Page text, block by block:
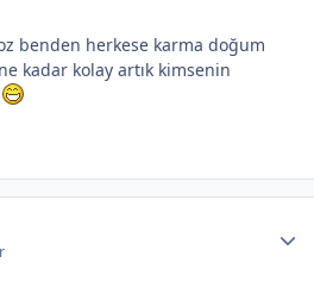
benden herkese karma doğum
ne kadar kolay artık kimsenin